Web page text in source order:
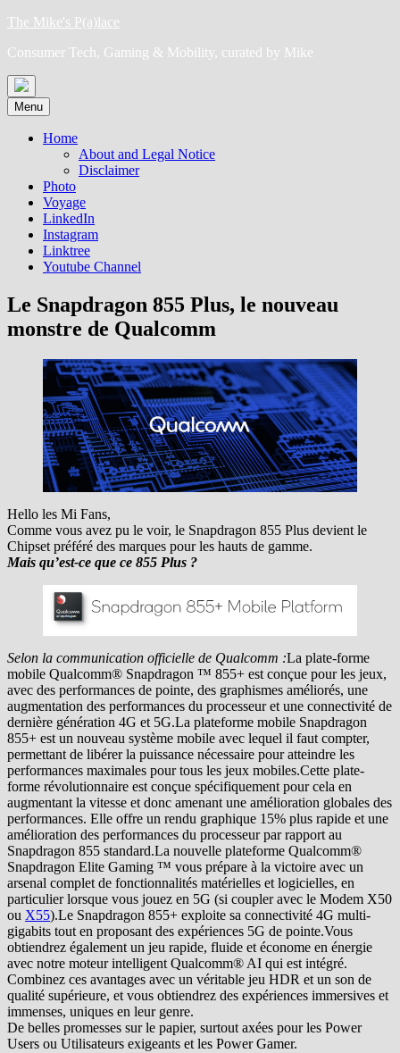
Skip
content
The Mike's P(a)lace
Consumer Tech, Gaming & Mobility, curated by Mike
Menu
Home
About and Legal Notice
Disclaimer
Photo
Voyage
LinkedIn
Instagram
Linktree
Youtube Channel
Le Snapdragon 855 Plus, le nouveau
monstre de Qualcomm
Hello les Mi Fans,
Comme vous avez pu le voir, le Snapdragon 855 Plus devient le
Chipset préféré des marques pour les hauts de gamme.
Mais qu’est-ce que ce 855 Plus ?
Selon la communication officielle de Qualcomm :La plate-forme
mobile Qualcomm® Snapdragon ™ 855+ est conçue pour les jeux,
avec des performances de pointe, des graphismes améliorés, une
augmentation des performances du processeur et une connectivité de
dernière génération 4G et 5G.La plateforme mobile Snapdragon
855+ est un nouveau système mobile avec lequel il faut compter,
permettant de libérer la puissance nécessaire pour atteindre les
performances maximales pour tous les jeux mobiles.Cette plate-
forme révolutionnaire est conçue spécifiquement pour cela en
augmentant la vitesse et donc amenant une amélioration globales des
performances. Elle offre un rendu graphique 15% plus rapide et une
amélioration des performances du processeur par rapport au
Snapdragon 855 standard.La nouvelle plateforme Qualcomm®
Snapdragon Elite Gaming ™ vous prépare à la victoire avec un
arsenal complet de fonctionnalités matérielles et logicielles, en
particulier lorsque vous jouez en 5G (si coupler avec le Modem X50
ou X55).Le Snapdragon 855+ exploite sa connectivité 4G multi-
gigabits tout en proposant des expériences 5G de pointe.Vous
obtiendrez également un jeu rapide, fluide et économe en énergie
avec notre moteur intelligent Qualcomm® AI qui est intégré.
Combinez ces avantages avec un véritable jeu HDR et un son de
qualité supérieure, et vous obtiendrez des expériences immersives et
immenses, uniques en leur genre.
De belles promesses sur le papier, surtout axées pour les Power
Users ou Utilisateurs exigeants et les Power Gamer.